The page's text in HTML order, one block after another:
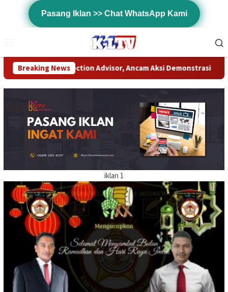
Pasang Iklan >> Chat WhatsApp Kami
Mobile
Breaking News
Advisor, Ancam Aksi Demonstrasi Komanderwis
iklan 1